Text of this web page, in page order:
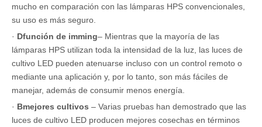
mucho en comparación con las lámparas HPS convencionales,
su uso es más seguro.
· Dfunción de imming– Mientras que la mayoría de las
lámparas HPS utilizan toda la intensidad de la luz, las luces de
cultivo LED pueden atenuarse incluso con un control remoto o
mediante una aplicación y, por lo tanto, son más fáciles de
manejar, además de consumir menos energía.
· Bmejores cultivos – Varias pruebas han demostrado que las
luces de cultivo LED producen mejores cosechas en términos